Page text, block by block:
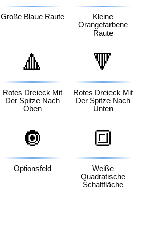
Große Blaue Raute
Kleine
Orangefarbene
Raute
🔺
Rotes Dreieck Mit
Der Spitze Nach
Oben
🔻
Rotes Dreieck Mit
Der Spitze Nach
Unten
🔘
Optionsfeld
🔳
Weiße
Quadratische
Schaltfläche